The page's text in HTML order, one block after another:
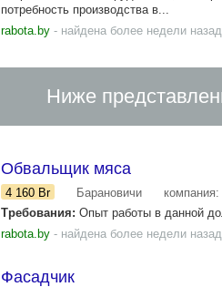
потребность производства в...
rabota.by - найдена более недели назад
Ниже
Обвальщик мяса
4 160 Br Барановичи компания:
Требования: Опыт работы в данной
rabota.by - найдена более недели назад
Фасадчик